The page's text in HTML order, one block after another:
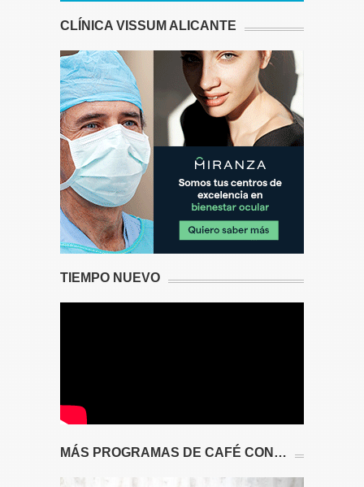
CLÍNICA VISSUM ALICANTE
TIEMPO NUEVO
MÁS PROGRAMAS DE CAFÉ CON…